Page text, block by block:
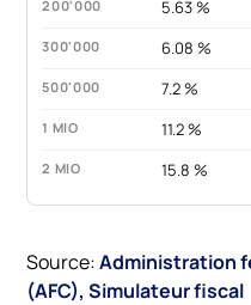
5.63 %
6.08 %
7.2 %
11.2 %
15.8 %
Source:Administration
(AFC), Simulateur fiscal